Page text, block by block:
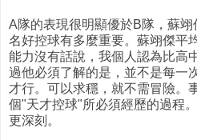
A隊的表現很明顯優於B隊，蘇
名好控球有多麼重要。蘇翊傑平
能力沒有話說，我個人認為比高
過他必須了解的是，並不是每一
才行。可以求穩，就不需冒險。
個"天才控球"所必須經歷的過程
更深刻。